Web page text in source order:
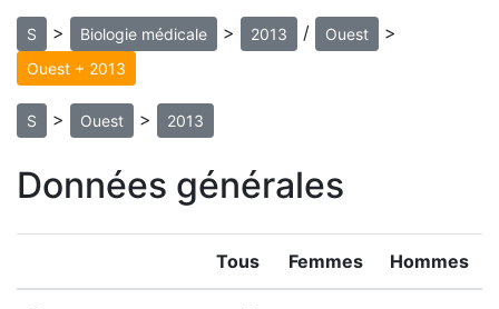
S > Biologie médicale > 2013 / Ouest >
Ouest + 2013
S > Ouest > 2013
Données générales
Tous Femmes Hommes